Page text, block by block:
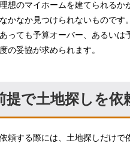
想のマイホームを建てられる
かなか見つけられないものです。
っても予算オーバー、あるい
の妥協が求められます。
提で土地探しを依
頼する際には、土地探しだけ